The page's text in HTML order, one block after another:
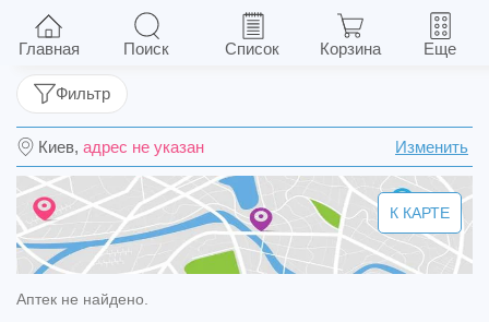
Тиара Трио табл. п/о 5 мг/12,5 мг/160 мг №28
(14х2)
Киев, адрес не указан Изменить
Фильтр
К КАРТЕ
Аптек не найдено.
Главная Поиск Список Корзина Еще